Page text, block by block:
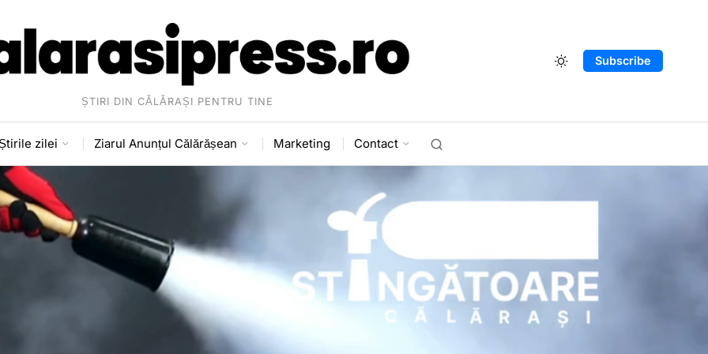
ȘTIRI DIN CĂLĂRAȘI PENTRU TINE
Subscribe
zilei Ziarul Anunțul Călărășean Marketing Contact